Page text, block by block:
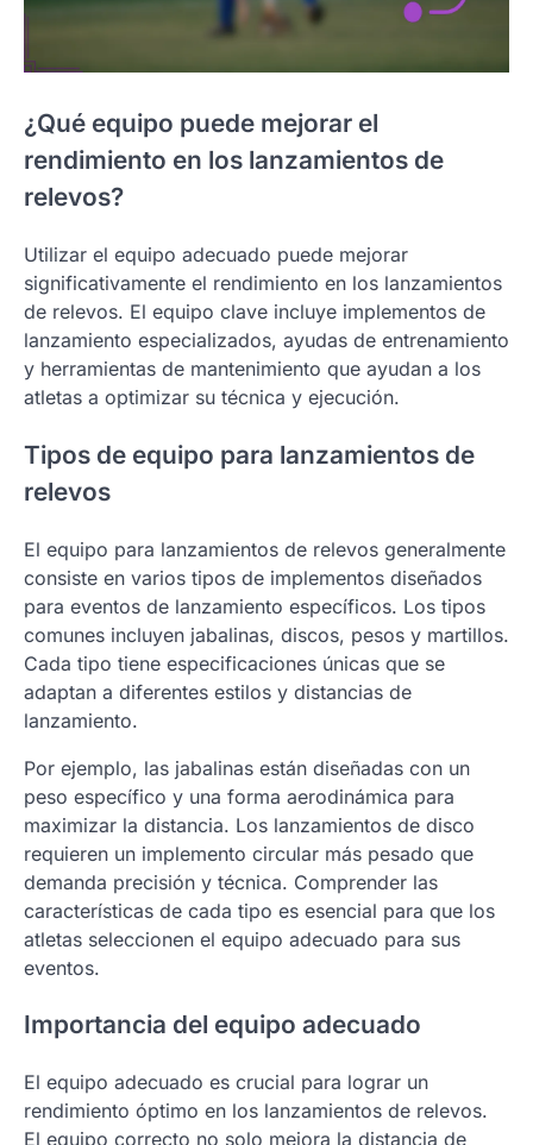
¿Qué equipo puede mejorar el
rendimiento en los lanzamientos de
relevos?
Utilizar el equipo adecuado puede mejorar
significativamente el rendimiento en los lanzamientos
de relevos. El equipo clave incluye implementos de
lanzamiento especializados, ayudas de entrenamiento
y herramientas de mantenimiento que ayudan a los
atletas a optimizar su técnica y ejecución.
Tipos de equipo para lanzamientos de
relevos
El equipo para lanzamientos de relevos generalmente
consiste en varios tipos de implementos diseñados
para eventos de lanzamiento específicos. Los tipos
comunes incluyen jabalinas, discos, pesos y martillos.
Cada tipo tiene especificaciones únicas que se
adaptan a diferentes estilos y distancias de
lanzamiento.
Por ejemplo, las jabalinas están diseñadas con un
peso específico y una forma aerodinámica para
maximizar la distancia. Los lanzamientos de disco
requieren un implemento circular más pesado que
demanda precisión y técnica. Comprender las
características de cada tipo es esencial para que los
atletas seleccionen el equipo adecuado para sus
eventos.
Importancia del equipo adecuado
El equipo adecuado es crucial para lograr un
rendimiento óptimo en los lanzamientos de relevos.
El equipo correcto no solo mejora la distancia de